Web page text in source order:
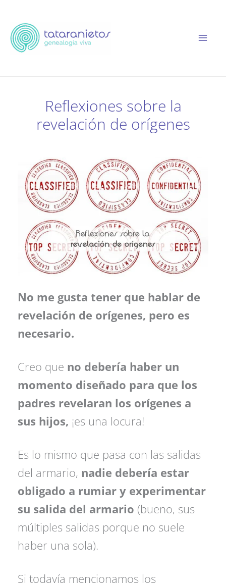
contenido
Reflexiones sobre la
revelación de orígenes
No me gusta tener que hablar de
revelación de orígenes, pero es
necesario.
Creo que no debería haber un
momento diseñado para que los
padres revelaran los orígenes a
sus hijos, ¡es una locura!
Es lo mismo que pasa con las salidas
del armario, nadie debería estar
obligado a rumiar y experimentar
su salida del armario (bueno, sus
múltiples salidas porque no suele
haber una sola).
Si todavía mencionamos los